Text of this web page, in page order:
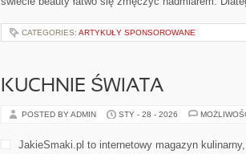
CATEGORIES: ARTYKUŁY SPONSOROWANE
KUCHNIE ŚWIATA
POSTED BY ADMIN STY - 28 - 2026
JakieSmaki.pl to internetowy magazyn